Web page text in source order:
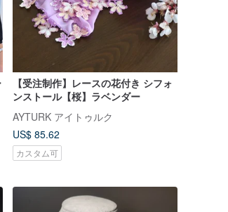
【受注制作】レースの花付き シフォ
ンストール【桜】ラベンダー
AYTURK アイトゥルク
US$ 85.62
カスタム可